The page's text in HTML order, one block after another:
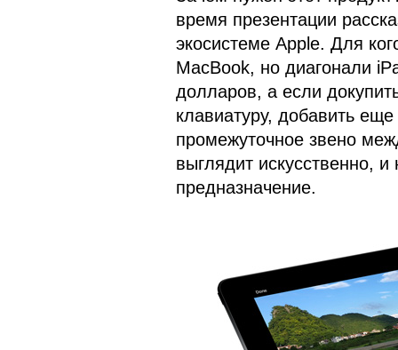
время презентации
экосистеме Apple. Для
MacBook, но диагонали
долларов, а если
клавиатуру, добавить
промежуточное звено
выглядит искусственно,
предназначение.